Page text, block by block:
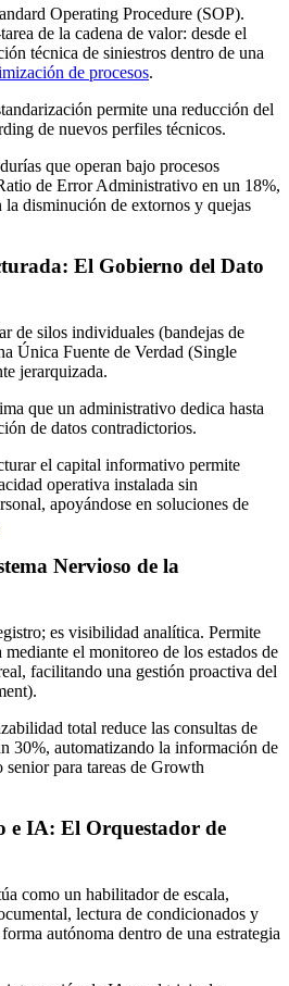
Operating Procedure (SOP).
de la cadena de valor: desde el
técnica de siniestros dentro de una
de procesos.
permite una reducción del
de nuevos perfiles técnicos.
que operan bajo procesos
de Error Administrativo en un 18%,
la disminución de extornos y quejas
El Gobierno del Dato
de silos individuales (bandejas de
Única Fuente de Verdad (Single
jerarquizada.
que un administrativo dedica hasta
de datos contradictorios.
el capital informativo permite
operativa instalada sin
apoyándose en soluciones de
Nervioso de la
es visibilidad analítica. Permite
el monitoreo de los estados de
facilitando una gestión proactiva del
total reduce las consultas de
30%, automatizando la información de
para tareas de Growth
e IA: El Orquestador de
como un habilitador de escala,
lectura de condicionados y
autónoma dentro de una estrategia